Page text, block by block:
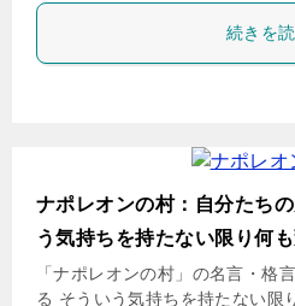
続きを
ナポレオンの村：自分たち
う気持ちを持たない限り何
「ナポレオンの村」の名言・格
る そういう気持ちを持たない限